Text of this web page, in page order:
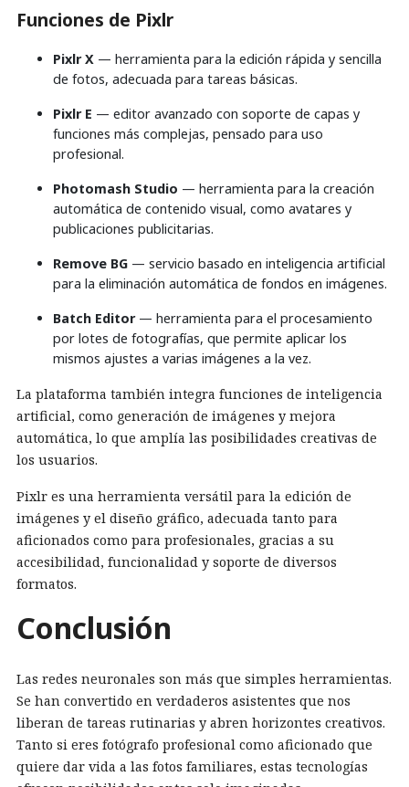
Funciones de Pixlr
Pixlr X — herramienta para la edición rápida y sencilla
de fotos, adecuada para tareas básicas.
Pixlr E — editor avanzado con soporte de capas y
funciones más complejas, pensado para uso
profesional.
Photomash Studio — herramienta para la creación
automática de contenido visual, como avatares y
publicaciones publicitarias.
Remove BG — servicio basado en inteligencia artificial
para la eliminación automática de fondos en imágenes.
Batch Editor— herramienta para el procesamiento
por lotes de fotografías, que permite aplicar los
mismos ajustes a varias imágenes a la vez.
La plataforma también integra funciones de inteligencia
artificial, como generación de imágenes y mejora
automática, lo que amplía las posibilidades creativas de
los usuarios.
Pixlr es una herramienta versátil para la edición de
imágenes y el diseño gráfico, adecuada tanto para
aficionados como para profesionales, gracias a su
accesibilidad, funcionalidad y soporte de diversos
formatos.
Conclusión
Las redes neuronales son más que simples herramientas.
Se han convertido en verdaderos asistentes que nos
liberan de tareas rutinarias y abren horizontes creativos.
Tanto si eres fotógrafo profesional como aficionado que
quiere dar vida a las fotos familiares, estas tecnologías